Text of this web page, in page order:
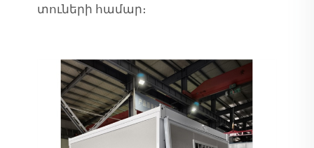
տուների համար։